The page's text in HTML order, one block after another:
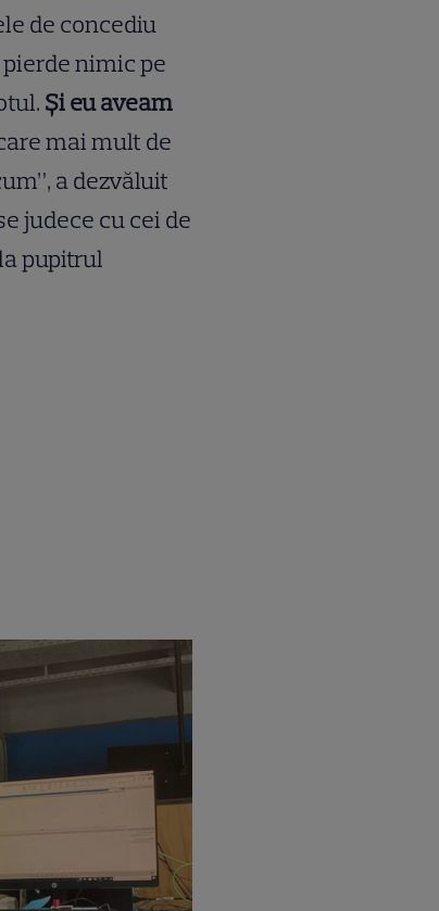
de concediu
pierde nimic pe
Și eu aveam
mai mult de
a dezvăluit
judece cu cei de
pupitrul